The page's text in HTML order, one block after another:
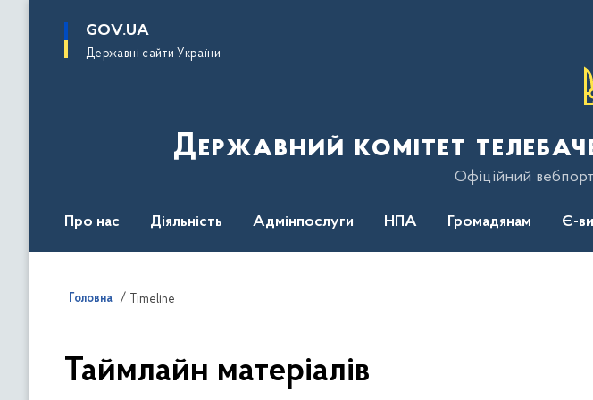
основного
GOV.UA
Державні сайти України
Державний комітет
Офіційний
Про нас Діяльність Адмінпослуги НПА Громадянам Є-
Головна Timeline
Таймлайн матеріалів